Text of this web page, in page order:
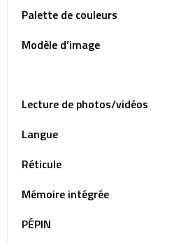
Palette de couleurs
Modèle d’image
Lecture de photos/vidéos
Langue
Réticule
Mémoire intégrée
PÉPIN